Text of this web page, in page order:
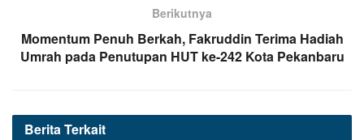
Berikutnya
Momentum Penuh Berkah, Fakruddin Terima Hadiah
Umrah pada Penutupan HUT ke-242 Kota Pekanbaru
BeritaTerkait